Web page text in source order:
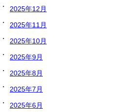
2025年12月
2025年11月
2025年10月
2025年9月
2025年8月
2025年7月
2025年6月